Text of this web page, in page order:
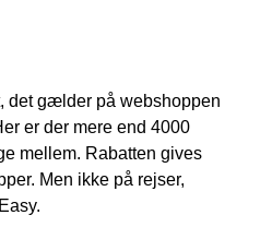
det gælder på webshoppen
er der mere end 4000
mellem. Rabatten gives
Men ikke på rejser,